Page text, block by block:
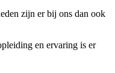
zijn er bij ons dan ook
en ervaring is er